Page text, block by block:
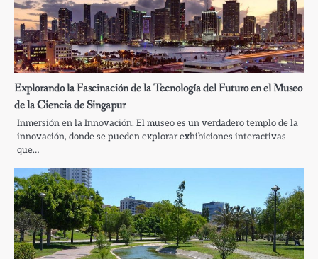
Explorando la Fascinación de la Tecnología del Futuro en el Museo
de la Ciencia de Singapur
Inmersión en la Innovación: El museo es un verdadero templo de la
innovación, donde se pueden explorar exhibiciones interactivas
que…